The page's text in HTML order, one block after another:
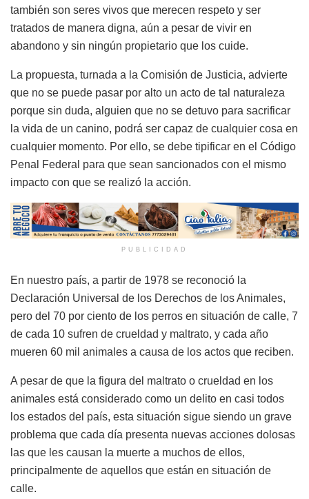
también son seres vivos que merecen respeto y ser
tratados de manera digna, aún a pesar de vivir en
abandono y sin ningún propietario que los cuide.
La propuesta, turnada a la Comisión de Justicia, advierte
que no se puede pasar por alto un acto de tal naturaleza
porque sin duda, alguien que no se detuvo para sacrificar
la vida de un canino, podrá ser capaz de cualquier cosa en
cualquier momento. Por ello, se debe tipificar en el Código
Penal Federal para que sean sancionados con el mismo
impacto con que se realizó la acción.
PUBLICIDAD
En nuestro país, a partir de 1978 se reconoció la
Declaración Universal de los Derechos de los Animales,
pero del 70 por ciento de los perros en situación de calle, 7
de cada 10 sufren de crueldad y maltrato, y cada año
mueren 60 mil animales a causa de los actos que reciben.
A pesar de que la figura del maltrato o crueldad en los
animales está considerado como un delito en casi todos
los estados del país, esta situación sigue siendo un grave
problema que cada día presenta nuevas acciones dolosas
las que les causan la muerte a muchos de ellos,
principalmente de aquellos que están en situación de
calle.